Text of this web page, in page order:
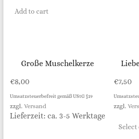
Add to cart
Große Muschelkerze
€8,00
Umsatzsteuerbefreit gemäß UStG §19
zzgl. Versand
Lieferzeit: ca. 3-5 Werktage
€7,50
zzgl.